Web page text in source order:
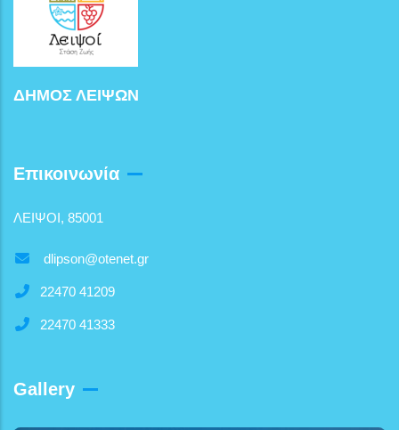
ΔΗΜΟΣ ΛΕΙΨΩΝ
Επικοινωνία
ΛΕΙΨΟΙ, 85001
dlipson@otenet.gr
22470 41209
22470 41333
Gallery